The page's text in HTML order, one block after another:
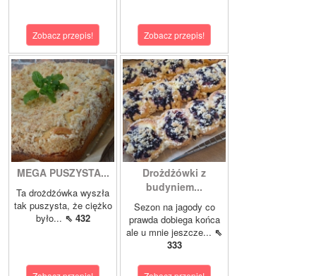
Zobacz przepis! Zobacz przepis!
MEGA PUSZYSTA...
Ta drożdżówka wyszła
tak puszysta, że ciężko
było... ⇖ 432
Drożdżówki z
budyniem...
Sezon na jagody co
prawda dobiega końca
ale u mnie jeszcze... ⇖
333